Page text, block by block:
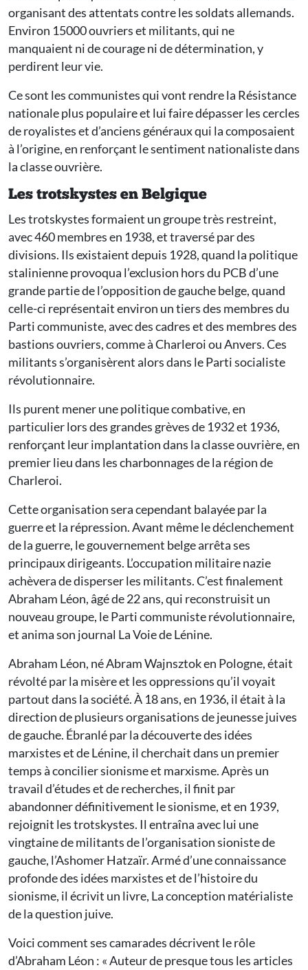
organisant des attentats contre les soldats allemands.
Environ 15000 ouvriers et militants, qui ne
manquaient ni de courage ni de détermination, y
perdirent leur vie.
Ce sont les communistes qui vont rendre la Résistance
nationale plus populaire et lui faire dépasser les cercles
de royalistes et d’anciens généraux qui la composaient
à l’origine, en renforçant le sentiment nationaliste dans
la classe ouvrière.
Les trotskystes en Belgique
Les trotskystes formaient un groupe très restreint,
avec 460 membres en 1938, et traversé par des
divisions. Ils existaient depuis 1928, quand la politique
stalinienne provoqua l’exclusion hors du PCB d’une
grande partie de l’opposition de gauche belge, quand
celle-ci représentait environ un tiers des membres du
Parti communiste, avec des cadres et des membres des
bastions ouvriers, comme à Charleroi ou Anvers. Ces
militants s’organisèrent alors dans le Parti socialiste
révolutionnaire.
Ils purent mener une politique combative, en
particulier lors des grandes grèves de 1932 et 1936,
renforçant leur implantation dans la classe ouvrière, en
premier lieu dans les charbonnages de la région de
Charleroi.
Cette organisation sera cependant balayée par la
guerre et la répression. Avant même le déclenchement
de la guerre, le gouvernement belge arrêta ses
principaux dirigeants. L’occupation militaire nazie
achèvera de disperser les militants. C’est finalement
Abraham Léon, âgé de 22 ans, qui reconstruisit un
nouveau groupe, le Parti communiste révolutionnaire,
et anima son journal La Voie de Lénine.
Abraham Léon, né Abram Wajnsztok en Pologne, était
révolté par la misère et les oppressions qu’il voyait
partout dans la société. À 18 ans, en 1936, il était à la
direction de plusieurs organisations de jeunesse juives
de gauche. Ébranlé par la découverte des idées
marxistes et de Lénine, il cherchait dans un premier
temps à concilier sionisme et marxisme. Après un
travail d’études et de recherches, il finit par
abandonner définitivement le sionisme, et en 1939,
rejoignit les trotskystes. Il entraîna avec lui une
vingtaine de militants de l’organisation sioniste de
gauche, l’Ashomer Hatzaïr. Armé d’une connaissance
profonde des idées marxistes et de l’histoire du
sionisme, il écrivit un livre, La conception matérialiste
de la question juive.
Voici comment ses camarades décrivent le rôle
d’Abraham Léon : « Auteur de presque tous les articles